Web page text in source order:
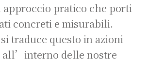
approccio pratico che porti
concreti e misurabili.
traduce questo in azioni
all’interno delle nostre